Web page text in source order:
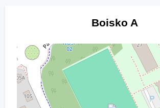
Boisko A